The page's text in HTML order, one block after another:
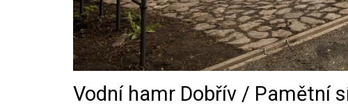
Vodní hamr Dobřív / Pamětní